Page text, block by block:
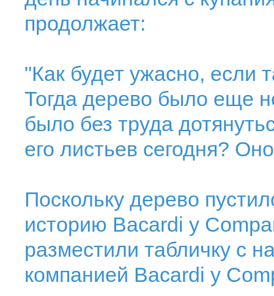
продолжает:
"Как будет ужасно, если
Тогда дерево было еще
было без труда
его листьев сегодня?
Поскольку дерево
историю Bacardi y
разместили табличку с
компанией Bacardi y